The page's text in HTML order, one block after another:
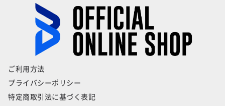
ご利用方法
プライバシーポリシー
特定商取引法に基づく表記